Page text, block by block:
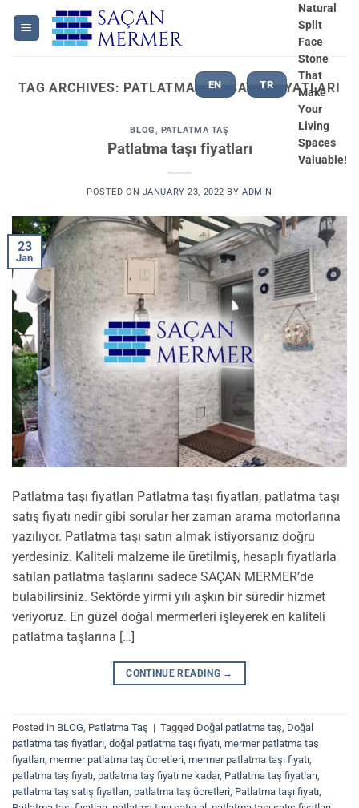
EN TR
Natural
Split
Face
Stone
That
Make
Your
Living
Spaces
Valuable!
TAG ARCHIVES: PATLATMA TAŞ SATIŞ FIYATLARI
BLOG, PATLATMA TAŞ
Patlatma taşı fiyatları
POSTED ON JANUARY 23, 2022 BY ADMIN
23
Jan
Patlatma taşı fiyatları Patlatma taşı fiyatları, patlatma taşı
satış fiyatı nedir gibi sorular her zaman arama motorlarına
yazılıyor. Patlatma taşı satın almak istiyorsanız doğru
yerdesiniz. Kaliteli malzeme ile üretilmiş, hesaplı fiyatlarla
satılan patlatma taşlarını sadece SAÇAN MERMER’de
bulabilirsiniz. Sektörde yirmi yılı aşkın bir süredir hizmet
veriyoruz. En güzel doğal mermerleri işleyerek en kaliteli
patlatma taşlarına […]
CONTINUE READING →
Posted in BLOG, Patlatma Taş | Tagged Doğal patlatma taş, Doğal
patlatma taş fiyatları, doğal patlatma taşı fiyatı, mermer patlatma taş
fiyatları, mermer patlatma taş ücretleri, mermer patlatma taşı fiyatı,
patlatma taş fiyatı, patlatma taş fiyatı ne kadar, Patlatma taş fiyatları,
patlatma taş satış fiyatları, patlatma taş ücretleri, Patlatma taşı fiyatı,